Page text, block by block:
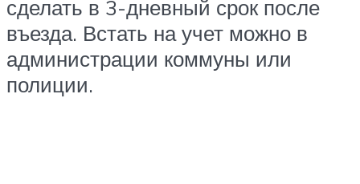
сделать в 3-дневный срок после
въезда. Встать на учет можно в
администрации коммуны или
полиции.